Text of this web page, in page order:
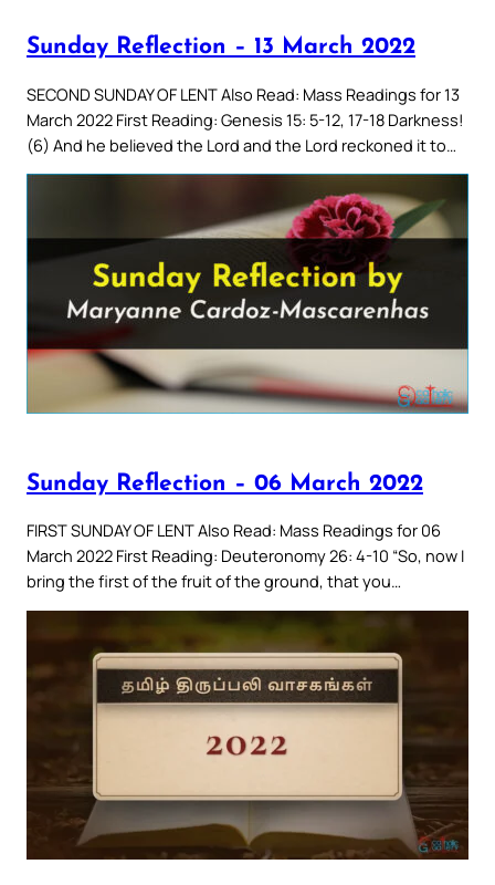
Sunday Reflection – 13 March 2022
SECOND SUNDAY OF LENT Also Read: Mass Readings for 13
March 2022 First Reading: Genesis 15: 5-12, 17-18 Darkness!
(6) And he believed the Lord and the Lord reckoned it to…
Sunday Reflection – 06 March 2022
FIRST SUNDAY OF LENT Also Read: Mass Readings for 06
March 2022 First Reading: Deuteronomy 26: 4-10 “So, now I
bring the first of the fruit of the ground, that you…